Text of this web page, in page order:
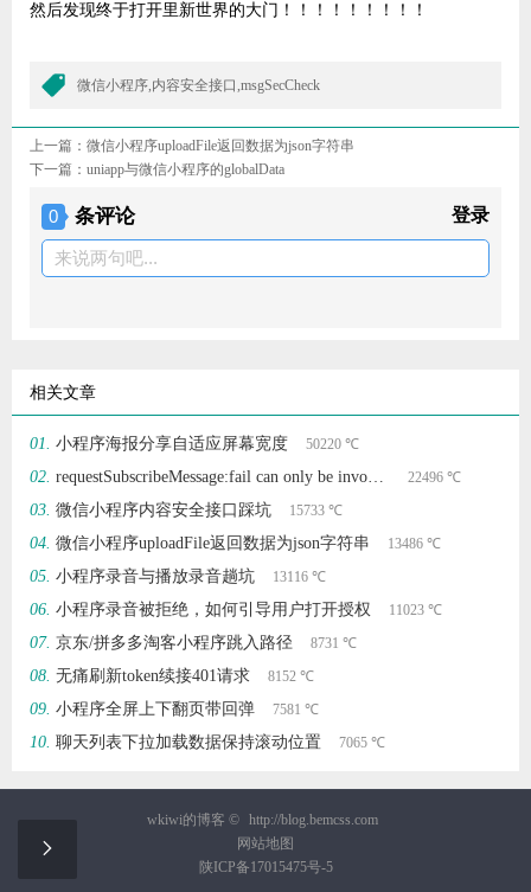

然后发现终于打开里新世界的大门！！！！！！！！！
微信小程序,内容安全接口,msgSecCheck
上一篇： 微信小程序uploadFile返回数据为json字符串
下一篇： uniapp与微信小程序的globalData
0 条评论 登录
来说两句吧...
相关文章
小程序海报分享自适应屏幕宽度 50220 ℃
requestSubscribeMessage:fail can only be invoked by user TAP gesture. 22496 ℃
微信小程序内容安全接口踩坑 15733 ℃
微信小程序uploadFile返回数据为json字符串 13486 ℃
小程序录音与播放录音趟坑 13116 ℃
小程序录音被拒绝，如何引导用户打开授权 11023 ℃
京东/拼多多淘客小程序跳入路径 8731 ℃
无痛刷新token续接401请求 8152 ℃
小程序全屏上下翻页带回弹 7581 ℃
聊天列表下拉加载数据保持滚动位置 7065 ℃
wkiwi的博客 © http://blog.bemcss.com
网站地图
陕ICP备17015475号-5